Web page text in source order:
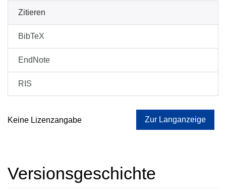
Zitieren
BibTeX
EndNote
RIS
Keine Lizenzangabe Zur Langanzeige
Versionsgeschichte